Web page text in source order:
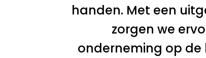
handen. Met een
zorgen we
onderneming op